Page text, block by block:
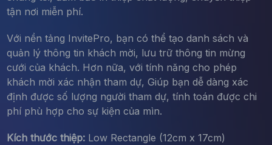
tận nơi miễn phí.
Với nền tảng InvitePro, bạn có thể tạo danh sách và
quản lý thông tin khách mời, lưu trữ thông tin mừng
cưới của khách. Hơn nữa, với tính năng cho phép
khách mời xác nhận tham dự, Giúp bạn dễ dàng xác
định được số lượng người tham dự, tính toán được chi
phí phù hợp cho sự kiện của mìn.
Kích thước thiệp:Low Rectangle (12cm x 17cm)